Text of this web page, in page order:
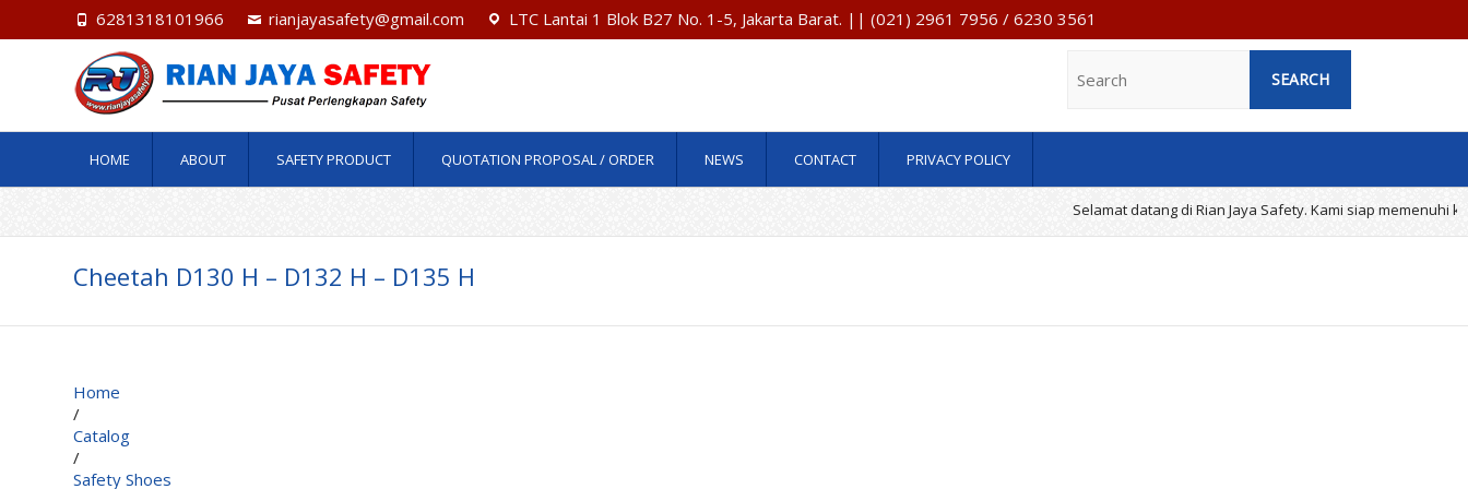
6281318101966 rianjayasafety@gmail.com
LTC Lantai 1 Blok B27 No. 1-5, Jakarta Barat. || (021) 2961 7956 / 6230 3561
HOME ABOUT SAFETY PRODUCT QUOTATION PROPOSAL / ORDER NEWS CONTACT PRIVACY POLICY
Selamat datang di Rian Jaya Safety. Kami siap memenuhi
Cheetah D130 H – D132 H – D135 H
Home
/
Catalog
/
Safety Shoes